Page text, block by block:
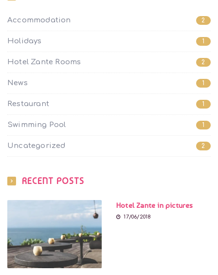
Accommodation 2
Holidays 1
Hotel Zante Rooms 2
News 1
Restaurant 1
Swimming Pool 1
Uncategorized 2
RECENT POSTS
Hotel Zante in pictures
17/06/2018